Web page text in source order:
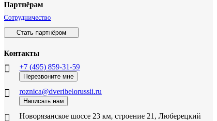
Партнёрам
Сотрудничество
Стать партнёром
Контакты
+7 (495) 859-31-59
Перезвоните мне
roznica@dveribelorussii.ru
Написать нам
Новорязанское шоссе 23 км, строение 21, Люберецкий